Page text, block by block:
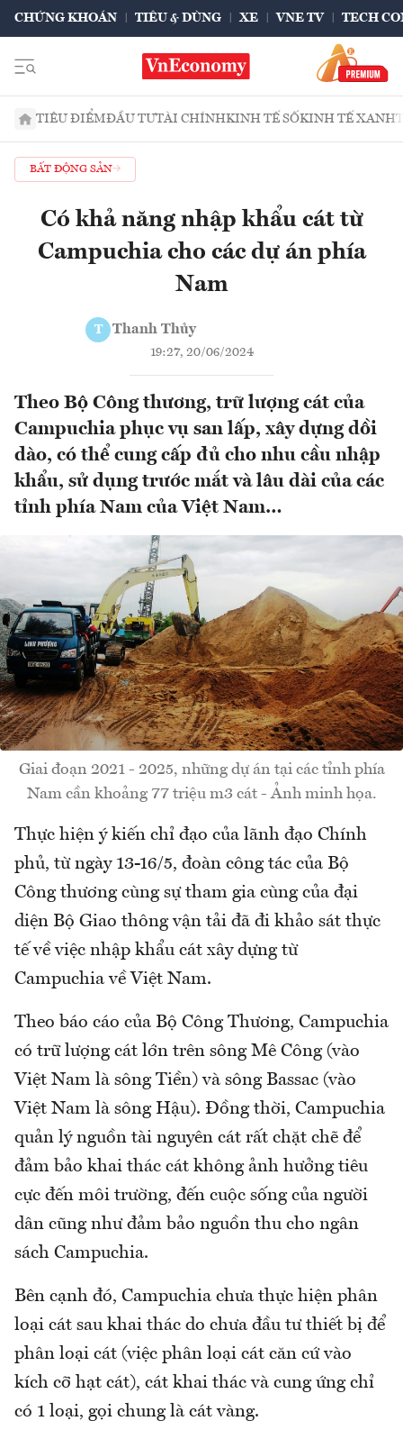
CHỨNG KHOÁN TIÊU & DÙNG XE VNE TV TECH
TIÊU ĐIỂMĐẦU TƯTÀI CHÍNHKINH TẾ SỐKINH TẾ XANH
BẤT ĐỘNG SẢN
Có khả năng nhập khẩu cát từ
Campuchia cho các dự án phía
Nam
T Thanh Thủy
19:27, 20/06/2024
Theo Bộ Công thương, trữ lượng cát của
Campuchia phục vụ san lấp, xây dựng dồi
dào, có thể cung cấp đủ cho nhu cầu nhập
khẩu, sử dụng trước mắt và lâu dài của các
tỉnh phía Nam của Việt Nam…
Giai đoạn 2021 - 2025, những dự án tại các tỉnh phía
Nam cần khoảng 77 triệu m3 cát - Ảnh minh họa.
Thực hiện ý kiến chỉ đạo của lãnh đạo Chính
phủ, từ ngày 13-16/5, đoàn công tác của Bộ
Công thương cùng sự tham gia cùng của đại
diện Bộ Giao thông vận tải đã đi khảo sát thực
tế về việc nhập khẩu cát xây dựng từ
Campuchia về Việt Nam.
Theo báo cáo của Bộ Công Thương, Campuchia
có trữ lượng cát lớn trên sông Mê Công (vào
Việt Nam là sông Tiền) và sông Bassac (vào
Việt Nam là sông Hậu). Đồng thời, Campuchia
quản lý nguồn tài nguyên cát rất chặt chẽ để
đảm bảo khai thác cát không ảnh hưởng tiêu
cực đến môi trường, đến cuộc sống của người
dân cũng như đảm bảo nguồn thu cho ngân
sách Campuchia.
Bên cạnh đó, Campuchia chưa thực hiện phân
loại cát sau khai thác do chưa đầu tư thiết bị để
phân loại cát (việc phân loại cát căn cứ vào
kích cỡ hạt cát), cát khai thác và cung ứng chỉ
có 1 loại, gọi chung là cát vàng.